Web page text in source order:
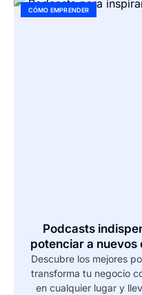
CÓMO EMPRENDER
Podcasts
potenciar a
Descubre los mejores
transforma tu negocio
en cualquier lugar y